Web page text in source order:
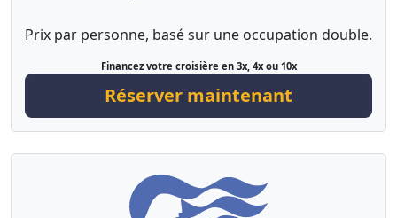
Prix par personne, basé sur une occupation double.
Financez votre croisière en 3x, 4x ou 10x
Réserver maintenant